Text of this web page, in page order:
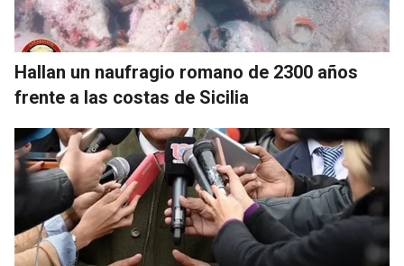
Hallan un naufragio romano de 2300 años
frente a las costas de Sicilia